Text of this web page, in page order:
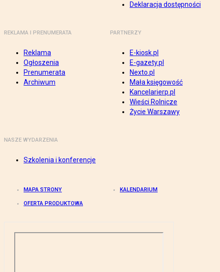
Deklaracja dostępności
REKLAMA I PRENUMERATA
Reklama
Ogłoszenia
Prenumerata
Archiwum
PARTNERZY
E-kiosk.pl
E-gazety.pl
Nexto.pl
Mała księgowość
Kancelarierp.pl
Wieści Rolnicze
Życie Warszawy
NASZE WYDARZENIA
Szkolenia i konferencje
MAPA STRONY KALENDARIUM
OFERTA PRODUKTOWA